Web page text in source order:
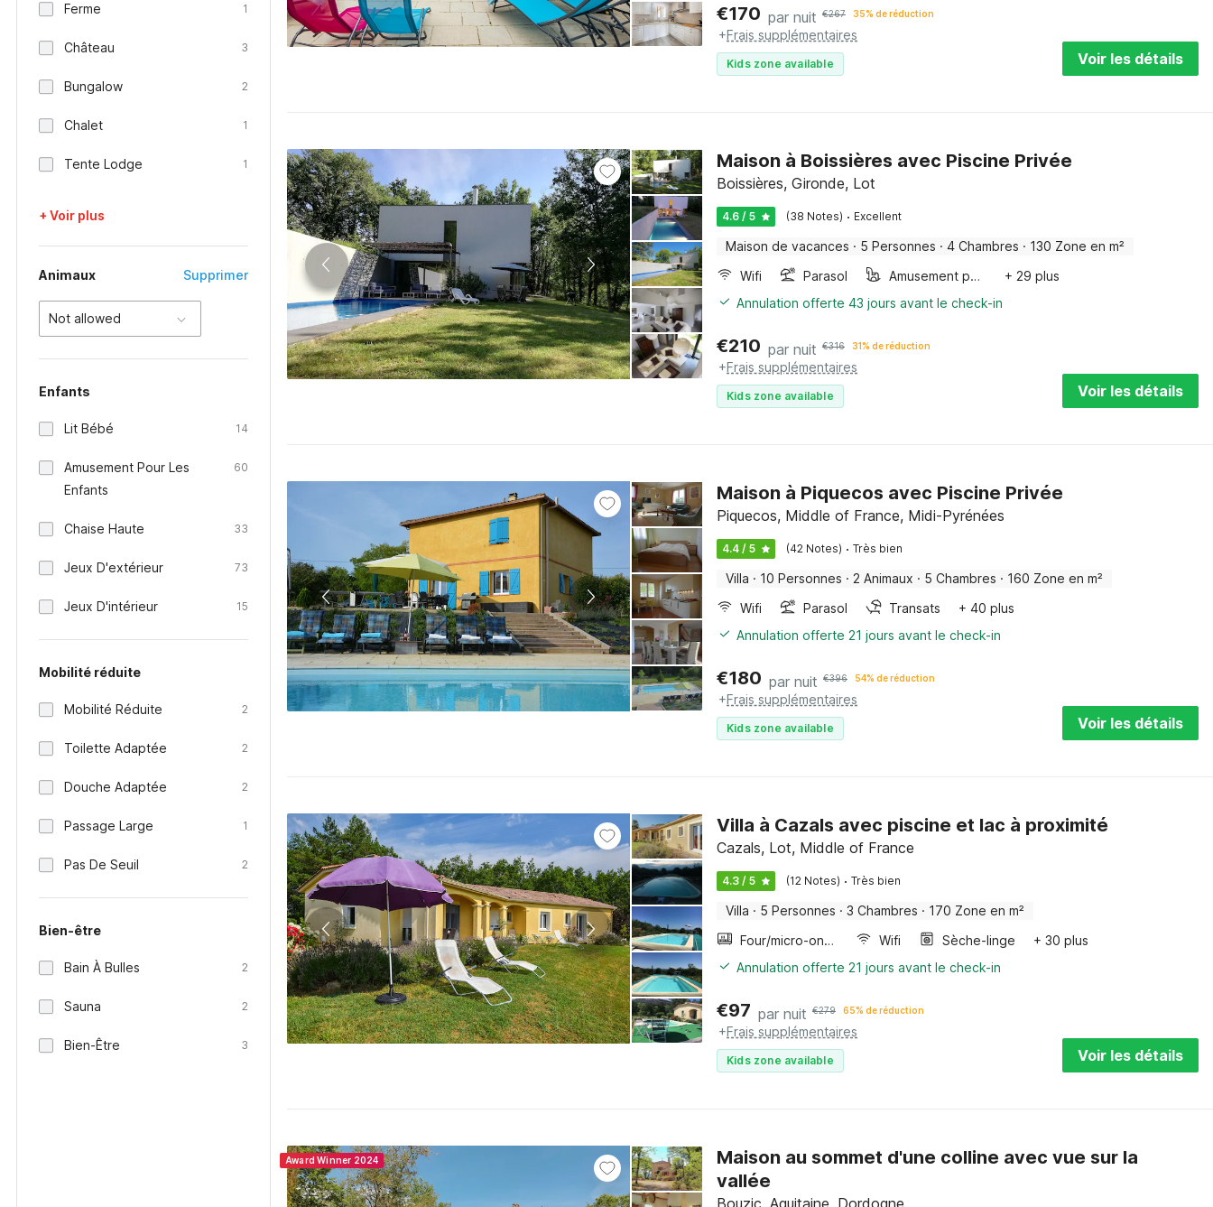
Ferme 1
Château 3
Bungalow 2
Chalet 1
Tente Lodge 1
+ Voir plus
Animaux Supprimer
Not allowed
Enfants
Lit Bébé 14
Amusement Pour Les
Enfants
60
Chaise Haute 33
Jeux D'extérieur 73
Jeux D'intérieur 15
Mobilité réduite
Mobilité Réduite 2
Toilette Adaptée 2
Douche Adaptée 2
Passage Large 1
Pas De Seuil 2
Bien-être
Bain À Bulles 2
Sauna 2
Bien-Être 3
€170 par nuit €267 35% de réduction
+Frais supplémentaires
Kids zone available Voir les détails
Maison à Boissières avec Piscine Privée
Boissières, Gironde, Lot
4.6 / 5 (38 Notes) · Excellent
Maison de vacances · 5 Personnes · 4 Chambres · 130 Zone en m²
Wifi
Parasol Amusement pour les enfants
+ 29 plus
Annulation offerte 43 jours avant le check-in
€210 par nuit €316 31% de réduction
+Frais supplémentaires
Kids zone available Voir les détails
Maison à Piquecos avec Piscine Privée
Piquecos, Middle of France, Midi-Pyrénées
4.4 / 5 (42 Notes) · Très bien
Villa · 10 Personnes · 2 Animaux · 5 Chambres · 160 Zone en m²
Wifi
Parasol Transats
+ 40 plus
Annulation offerte 21 jours avant le check-in
€180 par nuit €396 54% de réduction
+Frais supplémentaires
Kids zone available Voir les détails
Villa à Cazals avec piscine et lac à proximité
Cazals, Lot, Middle of France
4.3 / 5 (12 Notes) · Très bien
Villa · 5 Personnes · 3 Chambres · 170 Zone en m²
Four/micro-onde combinés
Wifi Sèche-linge
+ 30 plus
Annulation offerte 21 jours avant le check-in
€97 par nuit €279 65% de réduction
+Frais supplémentaires
Kids zone available Voir les détails
Award Winner 2024
Maison au sommet d'une colline avec vue sur la
vallée
Bouzic, Aquitaine, Dordogne